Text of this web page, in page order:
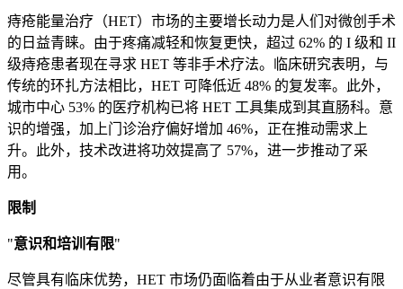
痔疮能量治疗（HET）市场的主要增长动力是人们对微创手术
的日益青睐。由于疼痛减轻和恢复更快，超过 62% 的 I 级和 II
级痔疮患者现在寻求 HET 等非手术疗法。临床研究表明，与
传统的环扎方法相比，HET 可降低近 48% 的复发率。此外，
城市中心 53% 的医疗机构已将 HET 工具集成到其直肠科。意
识的增强，加上门诊治疗偏好增加 46%，正在推动需求上
升。此外，技术改进将功效提高了 57%，进一步推动了采
用。
限制
"意识和培训有限"
尽管具有临床优势，HET 市场仍面临着由于从业者意识有限